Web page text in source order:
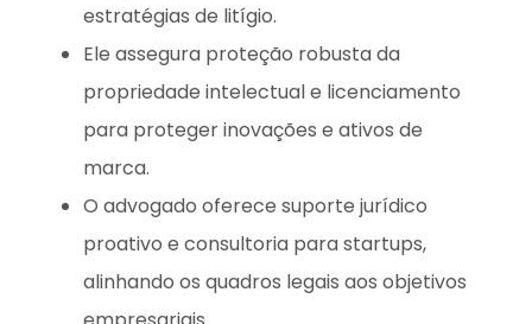
estratégias de litígio.
Ele assegura proteção robusta da
propriedade intelectual e licenciamento
para proteger inovações e ativos de
marca.
O advogado oferece suporte jurídico
proativo e consultoria para startups,
alinhando os quadros legais aos objetivos